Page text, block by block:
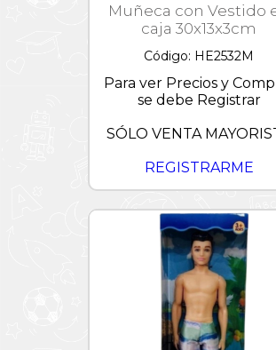
Muñeca con Vestido
caja 30x13x3cm
Código: HE2532M
Para ver Precios y
se debe Registrar
SÓLO VENTA
REGISTRARME